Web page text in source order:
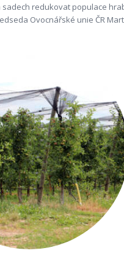
sadech redukovat populace
Ovocnářské unie ČR